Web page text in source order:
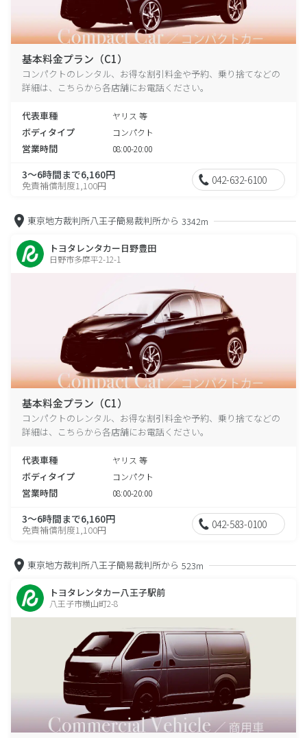
基本料金プラン（C1）
コンパクトのレンタル、お得な割引料金や予約、乗り捨てなどの
詳細は、こちらから各店舗にお電話ください。
代表車種 ヤリス 等
ボディタイプ コンパクト
営業時間 08:00-20:00
3～6時間まで6,160円
免責補償制度1,100円 042-632-6100
東京地方裁判所八王子簡易裁判所から 3342m
トヨタレンタカー日野豊田
日野市多摩平2-12-1
基本料金プラン（C1）
コンパクトのレンタル、お得な割引料金や予約、乗り捨てなどの
詳細は、こちらから各店舗にお電話ください。
代表車種 ヤリス 等
ボディタイプ コンパクト
営業時間 08:00-20:00
3～6時間まで6,160円
免責補償制度1,100円 042-583-0100
東京地方裁判所八王子簡易裁判所から 523m
トヨタレンタカー八王子駅前
八王子市横山町2-8